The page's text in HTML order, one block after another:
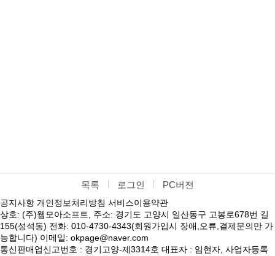
목록 로그인 PC버전
공지사항 개인정보처리방침 서비스이용약관
상호: (주)웹모아소프트, 주소: 경기도 고양시 일산동구 고봉로678번 길
155(성석동) 전화: 010-4730-4343(회원가입시 장애,오류,결제문의만 가
능합니다) 이메일: okpage@naver.com
통신판매업신고번호 : 경기고양-제3314호 대표자 : 임현자, 사업자등록